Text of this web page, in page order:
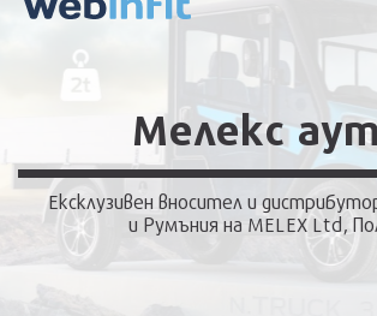
Мелекс
Eксклузивен вносител и
и Румъния на MELEX Ltd,